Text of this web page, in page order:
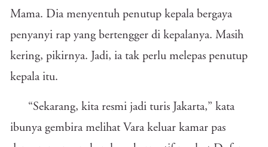
Mama. Dia menyentuh penutup kepala bergaya
penyanyi rap yang bertengger di kepalanya. Masih
kering, pikirnya. Jadi, ia tak perlu melepas penutup
kepala itu.
“Sekarang, kita resmi jadi turis Jakarta,” kata
ibunya gembira melihat Vara keluar kamar pas